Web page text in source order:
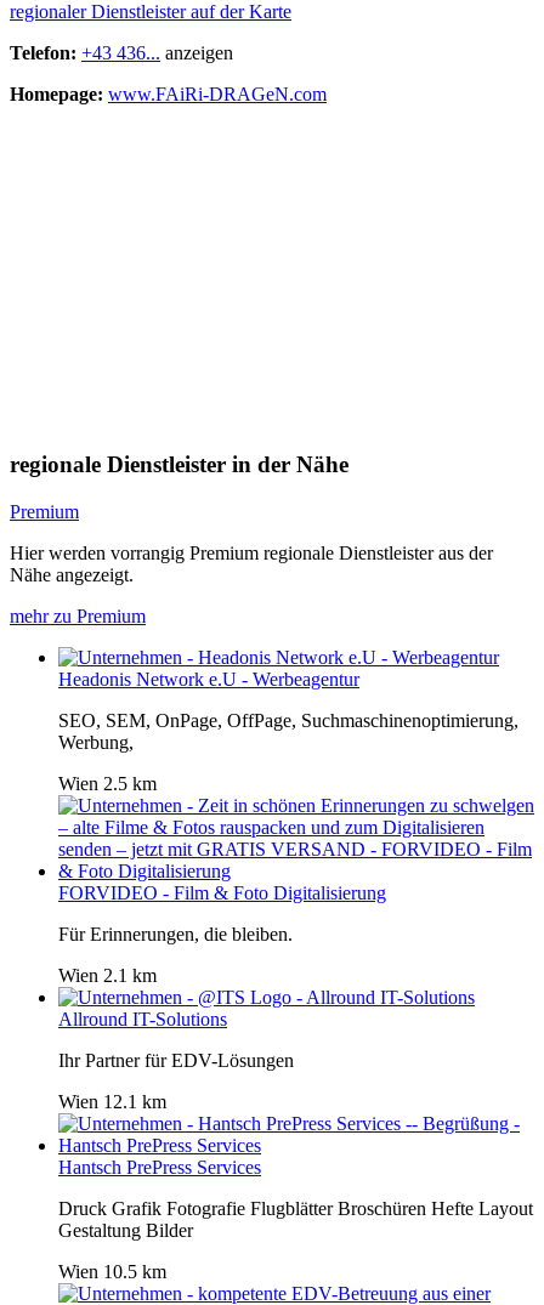
regionaler Dienstleister auf der Karte
Telefon: +43 436... anzeigen
Homepage: www.FAiRi-DRAGeN.com
regionale Dienstleister in der Nähe
Premium
Hier werden vorrangig Premium regionale Dienstleister aus der
Nähe angezeigt.
mehr zu Premium
Headonis Network e.U - Werbeagentur
SEO, SEM, OnPage, OffPage, Suchmaschinenoptimierung,
Werbung,
Wien 2.5 km
FORVIDEO - Film & Foto Digitalisierung
Für Erinnerungen, die bleiben.
Wien 2.1 km
Allround IT-Solutions
Ihr Partner für EDV-Lösungen
Wien 12.1 km
Hantsch PrePress Services
Druck Grafik Fotografie Flugblätter Broschüren Hefte Layout
Gestaltung Bilder
Wien 10.5 km